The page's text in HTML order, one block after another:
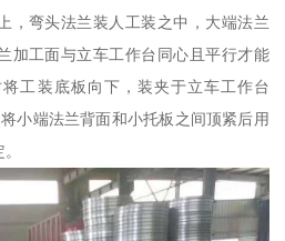
，弯头法兰装人工装之中，大端法兰
加工面与立车工作台同心且平行才能
工装底板向下，装夹于立车工作台
小端法兰背面和小托板之间顶紧后用